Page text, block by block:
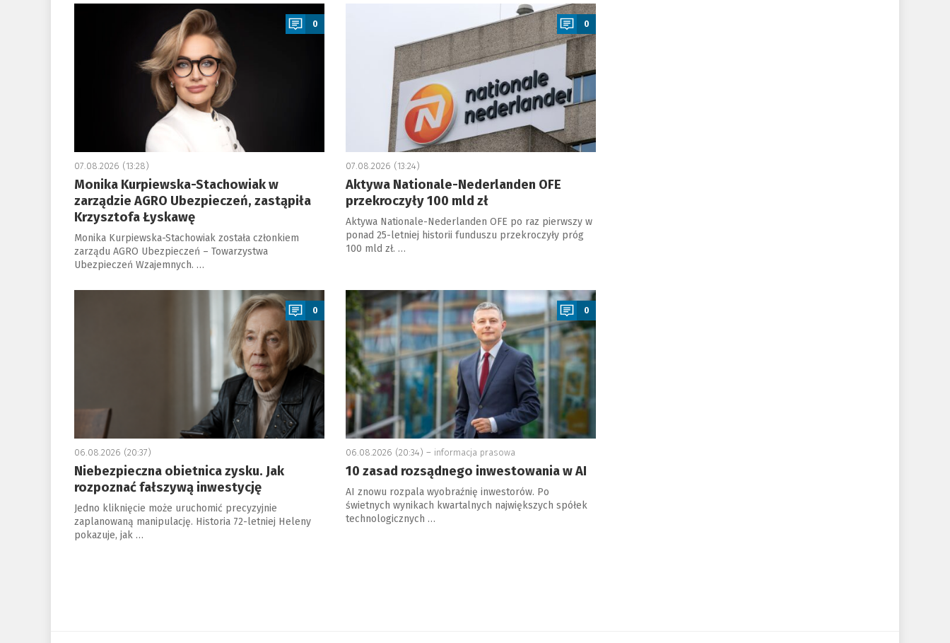
a
0
07.08.2026 (13:28)
Monika Kurpiewska-Stachowiak w
zarządzie AGRO Ubezpieczeń, zastąpiła
Krzysztofa Łyskawę
Monika Kurpiewska-Stachowiak została członkiem
zarządu AGRO Ubezpieczeń – Towarzystwa
Ubezpieczeń Wzajemnych. …
0
07.08.2026 (13:24)
Aktywa Nationale-Nederlanden OFE
przekroczyły 100 mld zł
Aktywa Nationale-Nederlanden OFE po raz pierwszy w
ponad 25-letniej historii funduszu przekroczyły próg
100 mld zł. …
a
0
06.08.2026 (20:37)
Niebezpieczna obietnica zysku. Jak
rozpoznać fałszywą inwestycję
Jedno kliknięcie może uruchomić precyzyjnie
zaplanowaną manipulację. Historia 72-letniej Heleny
pokazuje, jak …
a
0
06.08.2026 (20:34) – informacja prasowa
10 zasad rozsądnego inwestowania w AI
AI znowu rozpala wyobraźnię inwestorów. Po
świetnych wynikach kwartalnych największych spółek
technologicznych …